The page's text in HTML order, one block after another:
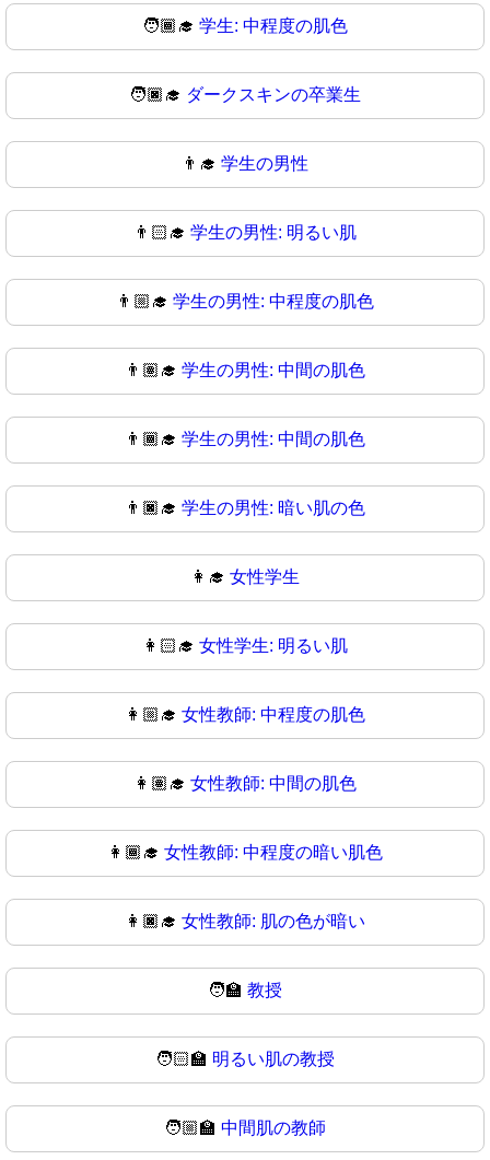
🧑🏾‍🎓 学生: 中程度の肌色
🧑🏿‍🎓 ダークスキンの卒業生
👨‍🎓 学生の男性
👨🏻‍🎓 学生の男性: 明るい肌
👨🏼‍🎓 学生の男性: 中程度の肌色
👨🏽‍🎓 学生の男性: 中間の肌色
👨🏾‍🎓 学生の男性: 中間の肌色
👨🏿‍🎓 学生の男性: 暗い肌の色
👩‍🎓 女性学生
👩🏻‍🎓 女性学生: 明るい肌
👩🏼‍🎓 女性教師: 中程度の肌色
👩🏽‍🎓 女性教師: 中間の肌色
👩🏾‍🎓 女性教師: 中程度の暗い肌色
👩🏿‍🎓 女性教師: 肌の色が暗い
🧑‍🏫 教授
🧑🏻‍🏫 明るい肌の教授
🧑🏼‍🏫 中間肌の教師